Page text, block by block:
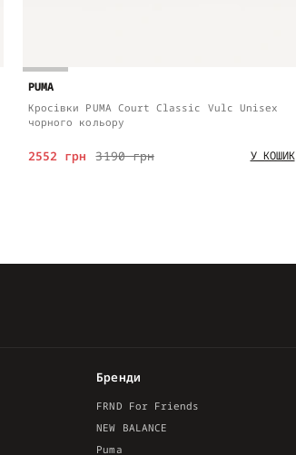
PUMA
Кросівки PUMA Court Classic Vulc Unisex
чорного кольору
3190 грн
2552 грн У КОШИК
Бренди
FRND For Friends
NEW BALANCE
Puma